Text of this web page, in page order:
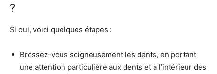
?
Si oui, voici quelques étapes :
Brossez-vous soigneusement les dents, en portant
une attention particulière aux dents et à l’intérieur des